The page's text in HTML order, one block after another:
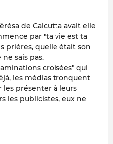
de Calcutta avait elle
par "ta vie est ta
prières, quelle était son
sais pas.
croisées" qui
les médias tronquent
les présenter à leurs
les publicistes, eux ne